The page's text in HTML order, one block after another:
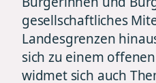
gesellschaftliches
Landesgrenzen
sich zu einem
widmet sich auch